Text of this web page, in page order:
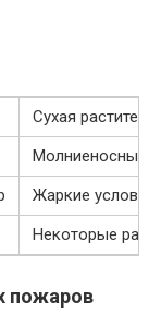
Сухая
Молниеносные
Жаркие условия
Некоторые
пожаров